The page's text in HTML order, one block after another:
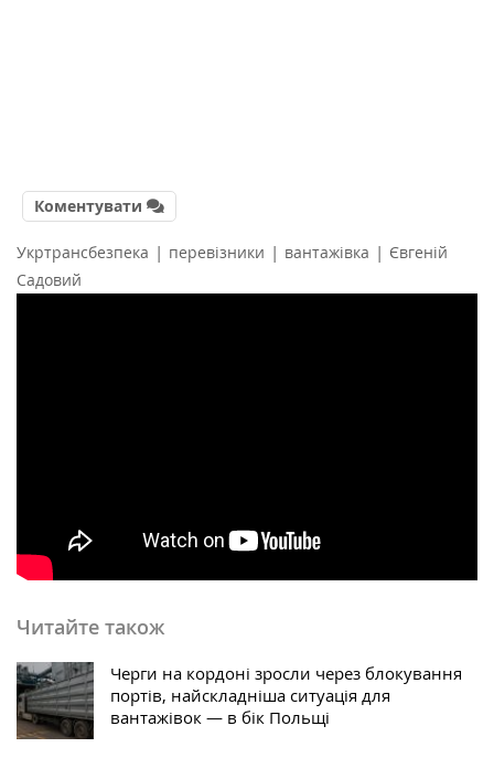
Коментувати
Укртрансбезпека | перевізники | вантажівка | Євгеній
Садовий
Читайте також
Черги на кордоні зросли через блокування
портів, найскладніша ситуація для
вантажівок — в бік Польщі